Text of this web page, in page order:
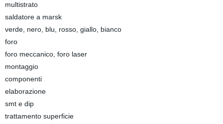
multistrato
saldatore a marsk
verde, nero, blu, rosso, giallo, bianco
foro
foro meccanico, foro laser
montaggio
componenti
elaborazione
smt e dip
trattamento superficie